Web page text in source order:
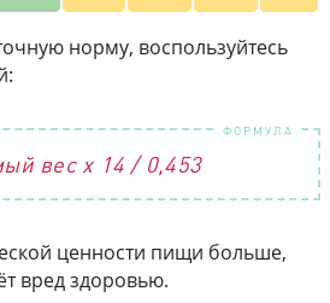
норму, воспользуйтесь
вес х 14 / 0,453
ценности пищи больше,
вред здоровью.